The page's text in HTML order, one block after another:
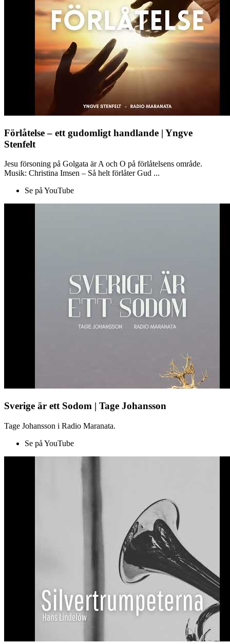
Förlåtelse – ett gudomligt handlande | Yngve
Stenfelt
Jesu försoning på Golgata är A och O på förlåtelsens område.
Musik: Christina Imsen – Så helt förlåter Gud ...
Se på YouTube
Sverige är ett Sodom | Tage Johansson
Tage Johansson i Radio Maranata.
Se på YouTube